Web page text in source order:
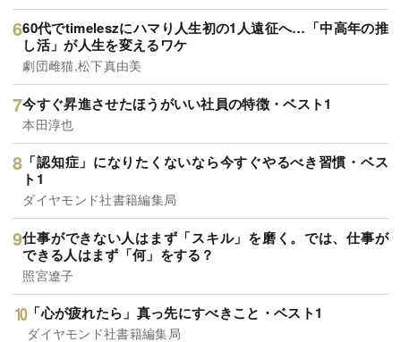
60代でtimeleszにハマり人生初の1人遠征へ…「中高年の推
し活」が人生を変えるワケ
劇団雌猫,松下真由美
今すぐ昇進させたほうがいい社員の特徴・ベスト1
本田淳也
「認知症」になりたくないなら今すぐやるべき習慣・ベス
ト1
ダイヤモンド社書籍編集局
仕事ができない人はまず「スキル」を磨く。では、仕事が
できる人はまず「何」をする？
照宮遼子
「心が疲れたら」真っ先にすべきこと・ベスト1
ダイヤモンド社書籍編集局